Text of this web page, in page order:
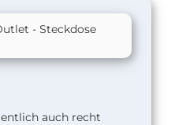
- Steckdose
auch recht